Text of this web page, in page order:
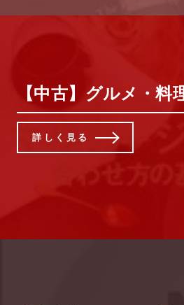
【中古】グルメ・
詳しく見る